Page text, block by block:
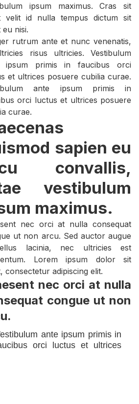
ipsum maximus. Cras sit
velit id nulla tempus dictum sit
eu nisi.
rutrum ante et nunc venenatis,
risus ultricies. Vestibulum
ipsum primis in faucibus orci
et ultrices posuere cubilia curae.
ante ipsum primis in
orci luctus et ultrices posuere
curae.
sapien eu
convallis,
vestibulum
maximus.
nec orci at nulla consequat
ut non arcu. Sed auctor augue
lacinia, nec ultricies est
Lorem ipsum dolor sit
consectetur adipiscing elit.
nec orci at nulla
congue ut non
ante ipsum primis in
orci luctus et ultrices